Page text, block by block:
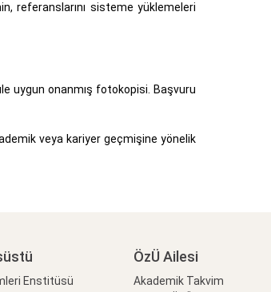
referanslarını sisteme yüklemeleri
uygun onanmış fotokopisi. Başvuru
veya kariyer geçmişine yönelik
Enstitüsü
ÖzÜ Ailesi
Akademik Takvim